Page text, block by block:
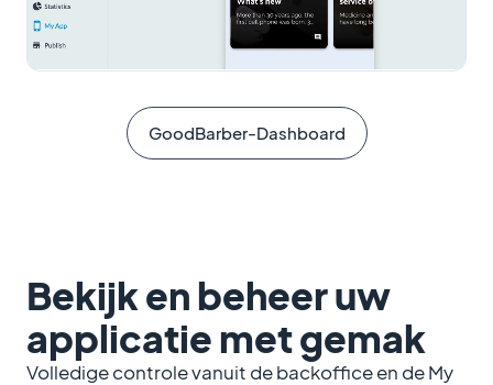
GoodBarber-Dashboard
Bekijk en beheer uw
applicatie met gemak
Volledige controle vanuit de backoffice en de My